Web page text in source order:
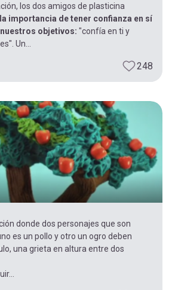
los dos amigos de plasticina
la importancia de tener confianza en sí
objetivos: "confía en ti y
Un...
248
donde dos personajes que son
es un pollo y otro un ogro deben
una grieta en altura entre dos